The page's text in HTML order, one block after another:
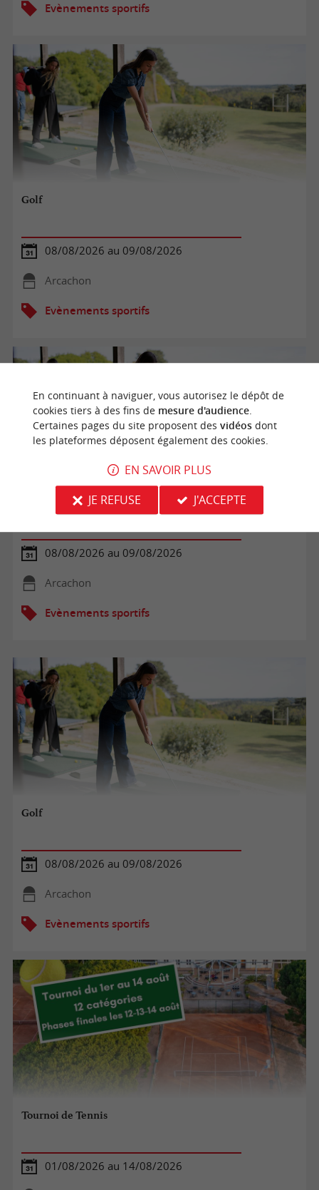
Evènements sportifs
Golf
08/08/2026 au 09/08/2026
Arcachon
Evènements sportifs
08/08/2026 au 09/08/2026
Arcachon
Evènements sportifs
Golf
08/08/2026 au 09/08/2026
Arcachon
Evènements sportifs
Tournoi de Tennis
01/08/2026 au 14/08/2026
En continuant à naviguer, vous autorisez le dépôt de
cookies tiers à des fins de mesure d'audience.
Certaines pages du site proposent des vidéosdont
les plateformes déposent également des cookies.
EN SAVOIR PLUS
JE REFUSE
J'ACCEPTE